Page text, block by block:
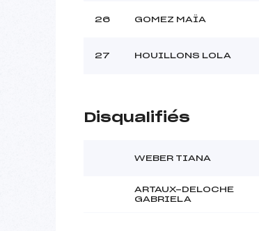
26 GOMEZ MAÏA
27 HOUILLONS LOLA
Disqualifiés
WEBER TIANA
ARTAUX-DELOCHE
GABRIELA